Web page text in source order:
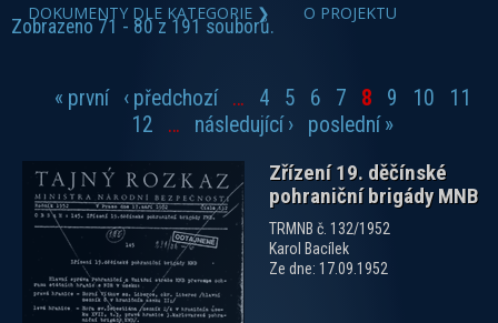
DOKUMENTY DLE KATEGORIE ❯
O PROJEKTU
Zobrazeno 71 - 80 z 191 souborů.
Stránky
« první ‹ předchozí … 4 5 6 7 8 9 10
11
12
… následující ›
poslední »
Zřízení 19. děčínské
pohraniční brigády MNB
TRMNB č. 132/1952
Karol Bacílek
Ze dne: 17.09.1952
zobrazit PDF dokument